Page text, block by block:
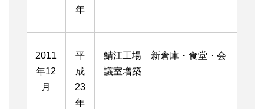
年
2011
年12
月
平
成
23
年
鯖江工場 新倉庫・食堂・会
議室増築